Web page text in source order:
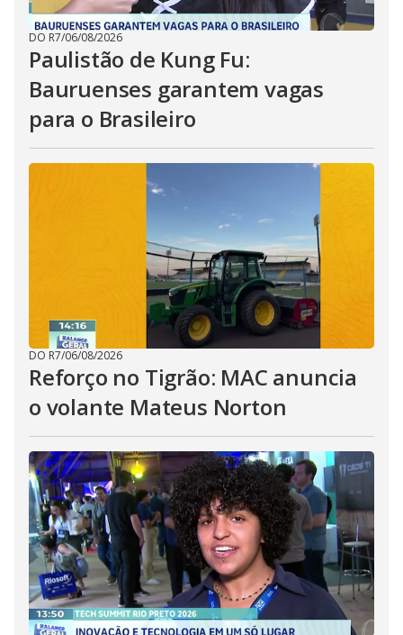
DO R7/06/08/2026
Paulistão de Kung Fu:
Bauruenses garantem vagas
para o Brasileiro
DO R7/06/08/2026
Reforço no Tigrão: MAC anuncia
o volante Mateus Norton